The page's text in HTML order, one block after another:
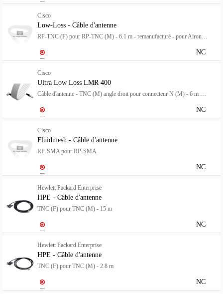
Cisco
Low-Loss - Câble d'antenne
NC
Cisco
Ultra Low Loss LMR 400
NC
Cisco
Fluidmesh - Câble d'antenne
RP-SMA pour RP-SMA
NC
Hewlett Packard Enterprise
HPE - Câble d'antenne
TNC (F) pour TNC (M) - 15 m
NC
Hewlett Packard Enterprise
HPE - Câble d'antenne
TNC (F) pour TNC (M) - 2.8 m
NC